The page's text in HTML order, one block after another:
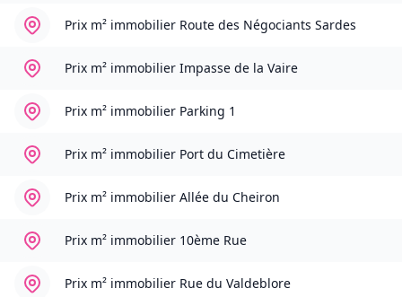
Prix m² immobilier Route des Négociants Sardes
Prix m² immobilier Impasse de la Vaire
Prix m² immobilier Parking 1
Prix m² immobilier Port du Cimetière
Prix m² immobilier Allée du Cheiron
Prix m² immobilier 10ème Rue
Prix m² immobilier Rue du Valdeblore